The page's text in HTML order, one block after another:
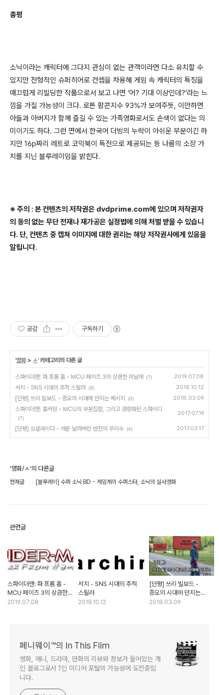
총평
소닉이라는 캐릭터에 그다지 관심이 없는 관객이라면 다소 유치할 수
있지만 전형적인 슈퍼히어로 컨셉을 차용해 게임 속 캐릭터의 특징을
매끄럽게 리빌딩한 작품으로서 보고 나면 ‘어? 기대 이상인데?’라는 느
낌을 가질 가능성이 크다. 로튼 팝콘지수 93%가 보여주듯, 이만하면
아들과 아버지가 함께 즐길 수 있는 가족영화로서도 손색이 없다는 의
미이기도 하다. 그런 면에서 한국어 더빙의 누락이 아쉬운 부분이긴 하
지만 16p짜리 레트로 코믹북이 특전으로 제공되는 등 나름의 소장 가
치를 지닌 블루레이임을 밝힌다.
※ 주의 : 본 컨텐츠의 저작권은 dvdprime.com에 있으며 저작권자
의 동의 없는 무단 전재나 재가공은 실정법에 의해 처벌 받을 수 있습니
다. 단, 컨텐츠 중 캡쳐 이미지에 대한 권리는 해당 저작권사에게 있음을
알립니다.
공감 구독하기
'영화> ㅅ' 카테고리의 다른 글
스파이더맨: 파 프롬 홈 - MCU 페이즈 3의 상큼한 피날레 (7) 2019.07.08
서치 - SNS 시대의 추적 스릴러 (9) 2018.10.12
[단평] 쓰리 빌보드 - 증오의 시대에 던지는 메시지 (0) 2018.03.09
스파이더맨: 홈커밍 - MCU의 부분집합, 그리고 경량화된 스파이디
(7)
2017.07.19
[단평] 싱글라이더 - 여운 날려버린 반전의 무리수 (4) 2017.03.17
'영화/ㅅ'의 다른글
현재글 [블루레이] 수퍼 소닉 BD - 게임계의 수퍼스타, 소닉의 실사영화
관련글
스파이더맨: 파 프롬 홈 -
MCU 페이즈 3의 상큼한
피날레
2019.07.08
서치 - SNS 시대의 추적
스릴러
2018.10.12
[단평] 쓰리 빌보드 -
증오의 시대에 던지는
메시지
2018.03.09
페니웨이™의 In This Film
영화, 애니, 드라마, 만화의 리뷰와 정보가 들어있는 개
인 블로그로서 1인 미디어 포털의 가능성에 도전중입
니다.